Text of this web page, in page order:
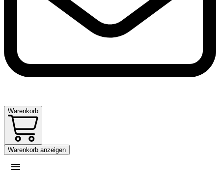
Warenkorb
Warenkorb anzeigen